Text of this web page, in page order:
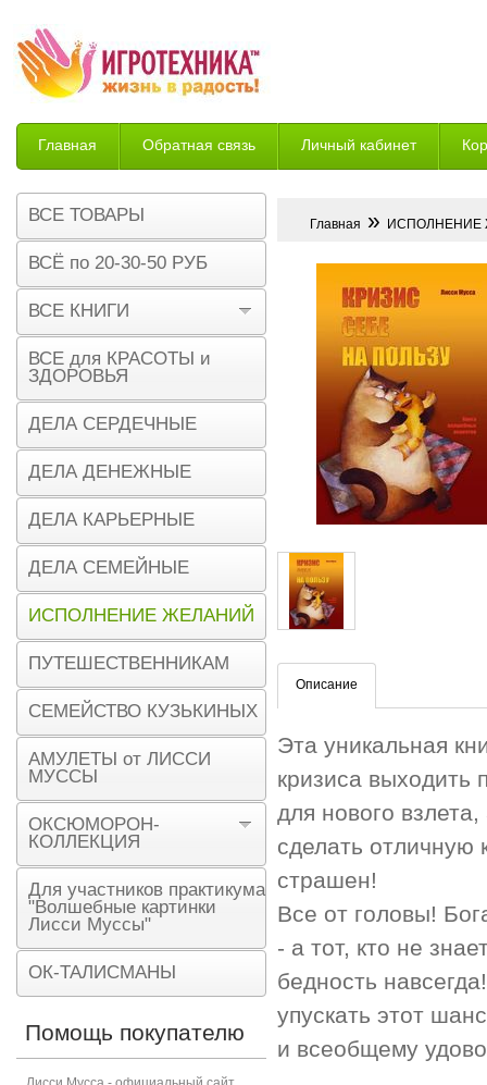
Главная Обратная связь Личный кабинет
Возврат
Главная » ИСПОЛНЕНИЕ
Описание
Эта уникальная
кризиса выходить
для нового
сделать отличную
страшен!
Все от головы!
- а тот, кто не
бедность
упускать этот
и всеобщему
ВСЕ ТОВАРЫ
ВСЁ по 20-30-50 РУБ
ВСЕ КНИГИ
ВСЕ для КРАСОТЫ и
ЗДОРОВЬЯ
ДЕЛА СЕРДЕЧНЫЕ
ДЕЛА ДЕНЕЖНЫЕ
ДЕЛА КАРЬЕРНЫЕ
ДЕЛА СЕМЕЙНЫЕ
ИСПОЛНЕНИЕ ЖЕЛАНИЙ
ПУТЕШЕСТВЕННИКАМ
СЕМЕЙСТВО КУЗЬКИНЫХ
АМУЛЕТЫ от ЛИССИ
МУССЫ
ОКСЮМОРОН-
КОЛЛЕКЦИЯ
Для участников практикума
"Волшебные картинки
Лисси Муссы"
ОК-ТАЛИСМАНЫ
Помощь покупателю